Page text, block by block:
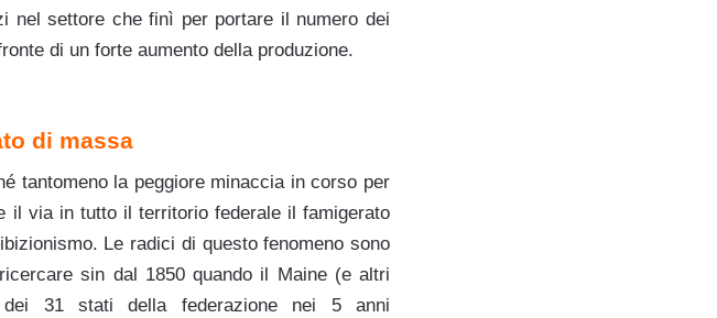
nel settore che finì per portare il numero dei
di un forte aumento della produzione.
di massa
tantomeno la peggiore minaccia in corso per
il via in tutto il territorio federale il famigerato
Le radici di questo fenomeno sono
sin dal 1850 quando il Maine (e altri
31 stati della federazione nei 5 anni